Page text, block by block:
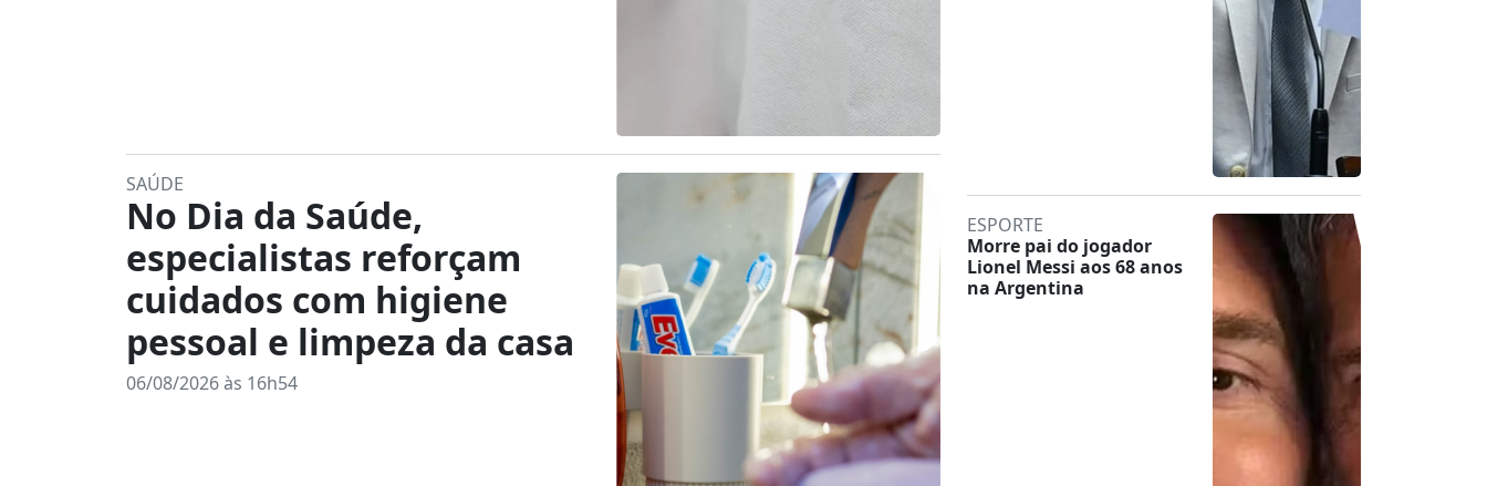
SAÚDE
No Dia da Saúde,
especialistas reforçam
cuidados com higiene
pessoal e limpeza da casa
06/08/2026 às 16h54
ESPORTE
Morre pai do jogador
Lionel Messi aos 68 anos
na Argentina